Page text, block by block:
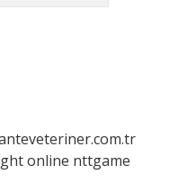
online nttgame